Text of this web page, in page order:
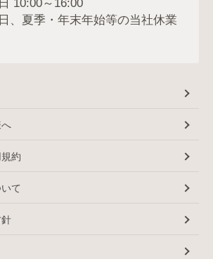
10:00～16:00
、夏季・年末年始等の当社休業
約
て